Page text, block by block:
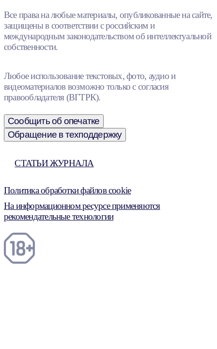
Все права на любые материалы, опубликованные на сайте,
защищены в соответствии с российским и
международным законодательством об интеллектуальной
собственности.
Любое использование текстовых, фото, аудио и
видеоматериалов возможно только с согласия
правообладателя (ВГТРК).
Сообщить об опечатке
Обращение в техподдержку
СТАТЬИ ЖУРНАЛА
Политика обработки файлов cookie
На информационном ресурсе применяются
рекомендательные технологии